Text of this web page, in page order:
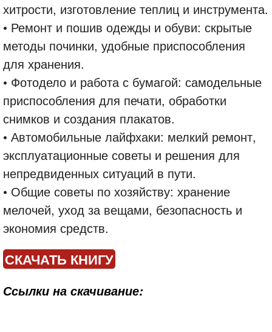
хитрости, изготовление теплиц и инструмента.
• Ремонт и пошив одежды и обуви: скрытые
методы починки, удобные приспособления
для хранения.
• Фотодело и работа с бумагой: самодельные
приспособления для печати, обработки
снимков и создания плакатов.
• Автомобильные лайфхаки: мелкий ремонт,
эксплуатационные советы и решения для
непредвиденных ситуаций в пути.
• Общие советы по хозяйству: хранение
мелочей, уход за вещами, безопасность и
экономия средств.
СКАЧАТЬ КНИГУ
Ссылки на скачивание: